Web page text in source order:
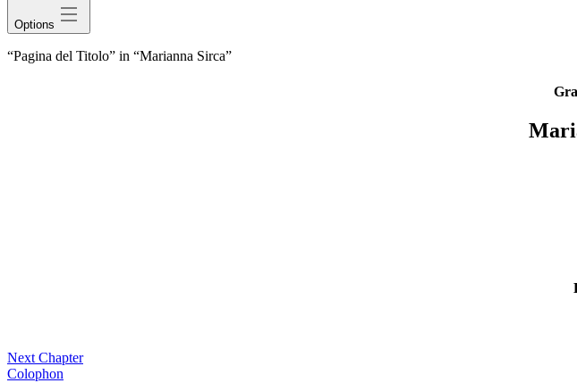
Options
“Pagina del Titolo” in “Marianna Sirca”
Next Chapter
Colophon